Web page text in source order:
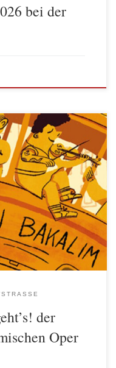
bei der
der Kleinbus voller
im Stadtteilzentrum.
ein nicht zu langes,
Opern-Arien, Berliner
und anatolischem Rock.
auf einen […]
der
Oper